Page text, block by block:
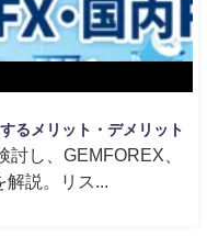
るメリット・デメリット
し、GEMFOREX、
解説。リス...